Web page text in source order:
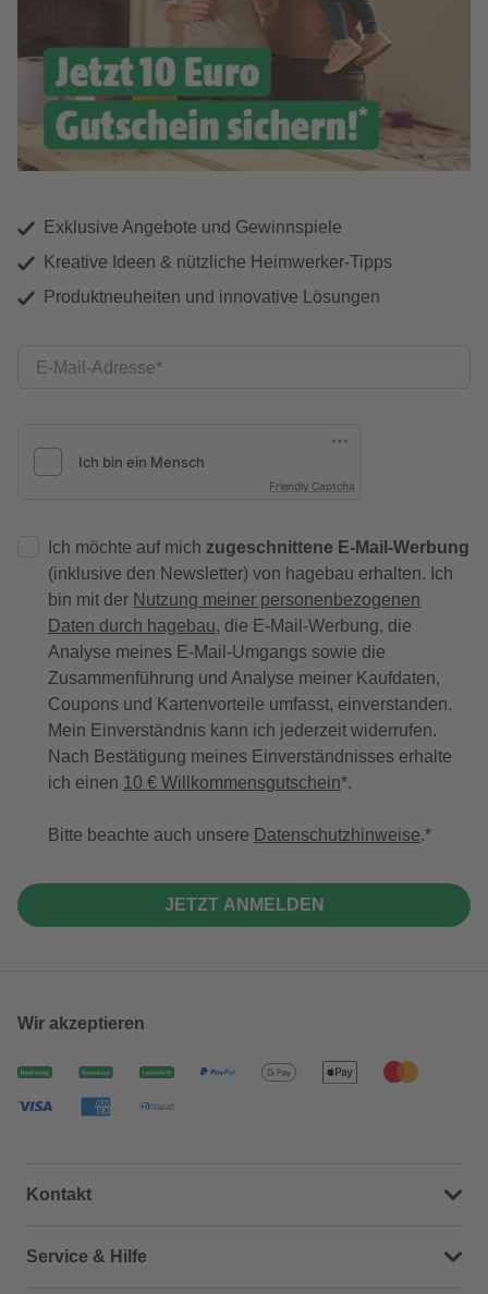
Exklusive Angebote und Gewinnspiele
Kreative Ideen & nützliche Heimwerker-Tipps
Produktneuheiten und innovative Lösungen
E-Mail-Adresse
Friendly Captcha
Ich möchte auf mich zugeschnittene E-Mail-Werbung
(inklusive den Newsletter) von hagebau erhalten. Ich
bin mit der Nutzung meiner personenbezogenen
Daten durch hagebau, die E-Mail-Werbung, die
Analyse meines E-Mail-Umgangs sowie die
Zusammenführung und Analyse meiner Kaufdaten,
Coupons und Kartenvorteile umfasst, einverstanden.
Mein Einverständnis kann ich jederzeit widerrufen.
Nach Bestätigung meines Einverständnisses erhalte
ich einen 10 € Willkommensgutschein*.
Bitte beachte auch unsere Datenschutzhinweise.
JETZT ANMELDEN
Wir akzeptieren
Kontakt
Dein Kontakt zu uns
Service & Hilfe